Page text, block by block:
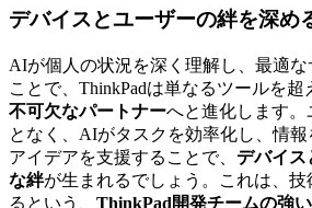
デバイスとユーザーの絆を深め
AIが個人の状況を深く理解し、最適
ことで、ThinkPadは単なるツールを超
不可欠なパートナーへと進化します。
となく、AIがタスクを効率化し、情
アイデアを支援することで、 デバイス
な絆が生まれるでしょう。これは、
るという、 ThinkPad開発チームの強